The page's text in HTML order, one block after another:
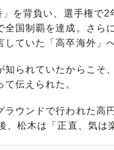
を背負い、選手権で2
全国制覇を達成。さら
していた「高卒海外」
られていたからこそ
伝えられた。
ウンドで行われた高
、松木は「正直、気は